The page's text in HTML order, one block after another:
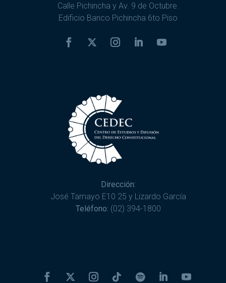
Calle Pichincha y Av. 9 de Octubre.
Edificio Banco Pichincha 6to Piso
Dirección:
José Tamayo E10 25 y Lizardo García
Teléfono: (02) 394-1800